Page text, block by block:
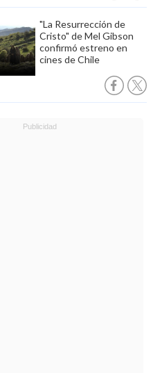
"La Resurrección de
Cristo" de Mel Gibson
confirmó estreno en
cines de Chile